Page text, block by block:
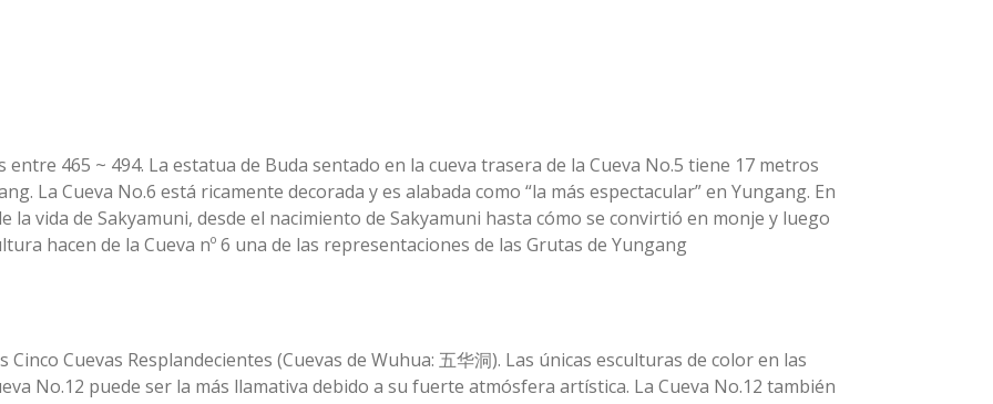
entre 465 ~ 494. La estatua de Buda sentado en la cueva trasera de la Cueva No.5 tiene 17 metros
La Cueva No.6 está ricamente decorada y es alabada como “la más espectacular” en Yungang. En
vida de Sakyamuni, desde el nacimiento de Sakyamuni hasta cómo se convirtió en monje y luego
hacen de la Cueva nº 6 una de las representaciones de las Grutas de Yungang
Cinco Cuevas Resplandecientes (Cuevas de Wuhua: 五华洞). Las únicas esculturas de color en las
No.12 puede ser la más llamativa debido a su fuerte atmósfera artística. La Cueva No.12 también